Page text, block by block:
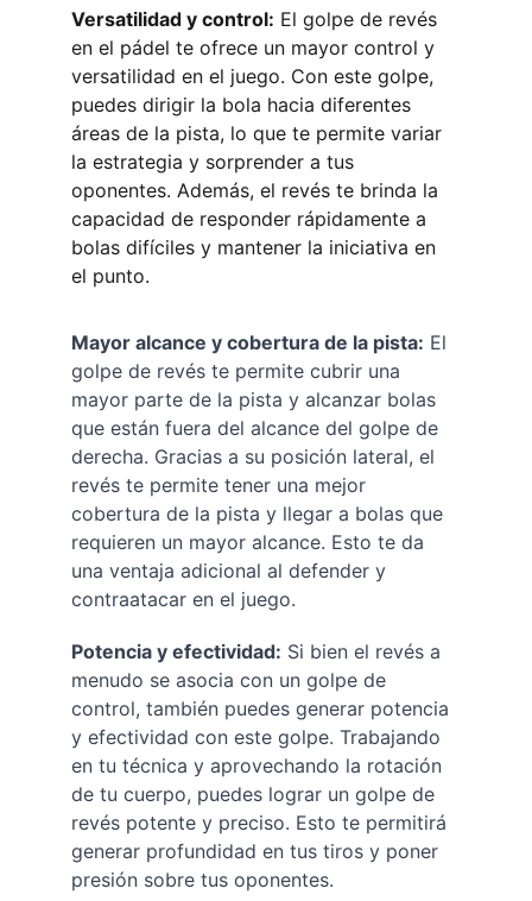
Versatilidad y control: El golpe de revés
en el pádel te ofrece un mayor control y
versatilidad en el juego. Con este golpe,
puedes dirigir la bola hacia diferentes
áreas de la pista, lo que te permite variar
la estrategia y sorprender a tus
oponentes. Además, el revés te brinda la
capacidad de responder rápidamente a
bolas difíciles y mantener la iniciativa en
el punto.
Mayor alcance y cobertura de la pista: El
golpe de revés te permite cubrir una
mayor parte de la pista y alcanzar bolas
que están fuera del alcance del golpe de
derecha. Gracias a su posición lateral, el
revés te permite tener una mejor
cobertura de la pista y llegar a bolas que
requieren un mayor alcance. Esto te da
una ventaja adicional al defender y
contraatacar en el juego.
Potencia y efectividad: Si bien el revés a
menudo se asocia con un golpe de
control, también puedes generar potencia
y efectividad con este golpe. Trabajando
en tu técnica y aprovechando la rotación
de tu cuerpo, puedes lograr un golpe de
revés potente y preciso. Esto te permitirá
generar profundidad en tus tiros y poner
presión sobre tus oponentes.